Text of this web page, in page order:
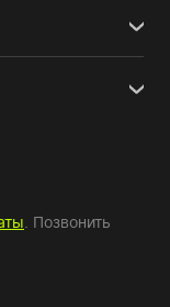
. Позвонить